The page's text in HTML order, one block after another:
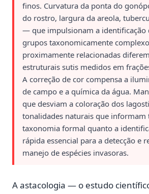
finos. Curvatura da ponta do
do rostro, largura da areola,
— que impulsionam a identificação
grupos taxonomicamente
proximamente relacionadas
estruturais sutis medidos em
A correção de cor compensa a
de campo e a química da água.
que desviam a coloração dos
tonalidades naturais que informam
taxonomia formal quanto a
rápida essencial para a detecção e
manejo de espécies invasoras.
A astacologia — o estudo